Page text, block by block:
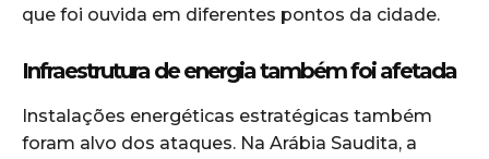
que foi ouvida em diferentes pontos da cidade.
Infraestrutura de energia também foi afetada
Instalações energéticas estratégicas também
foram alvo dos ataques. Na Arábia Saudita, a